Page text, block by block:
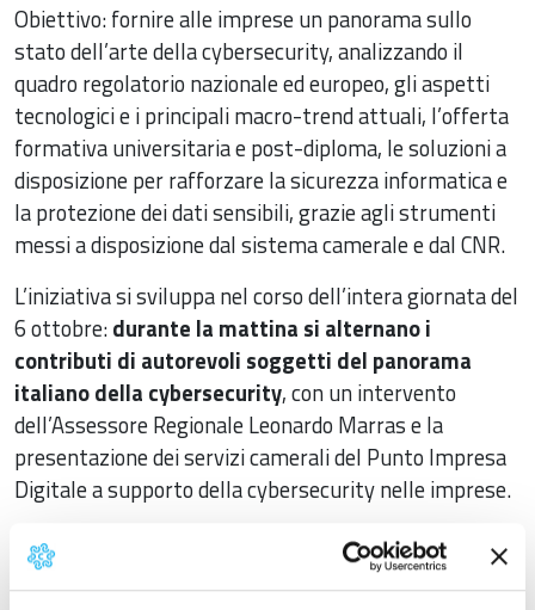
Obiettivo: fornire alle imprese un panorama sullo
stato dell’arte della cybersecurity, analizzando il
quadro regolatorio nazionale ed europeo, gli aspetti
tecnologici e i principali macro-trend attuali, l’offerta
formativa universitaria e post-diploma, le soluzioni a
disposizione per rafforzare la sicurezza informatica e
la protezione dei dati sensibili, grazie agli strumenti
messi a disposizione dal sistema camerale e dal CNR.
L’iniziativa si sviluppa nel corso dell’intera giornata del
6 ottobre:durante la mattina si alternano i
contributi di autorevoli soggetti del panorama
italiano della cybersecurity, con un intervento
dell’Assessore Regionale Leonardo Marras e la
presentazione dei servizi camerali del Punto Impresa
Digitale a supporto della cybersecurity nelle imprese.
Il pomeriggio, le imprese hanno la possibilità di
incontrare individualmente gli esperti del CNR e del